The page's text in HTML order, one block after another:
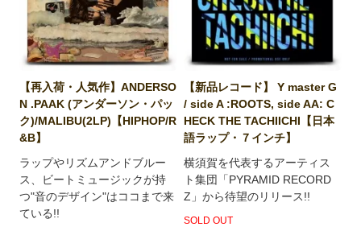
【再入荷・人気作】ANDERSO
N .PAAK (アンダーソン・パッ
ク)/MALIBU(2LP)【HIPHOP/R
&B】
ラップやリズムアンドブルー
ス、ビートミュージックが持
つ"音のデザイン"はココまで来
ている!!
【新品レコード】 Y master G
/ side A :ROOTS, side AA: C
HECK THE TACHIICHI【日本
語ラップ・７インチ】
横須賀を代表するアーティス
ト集団「PYRAMID RECORD
Z」から待望のリリース!!
SOLD OUT